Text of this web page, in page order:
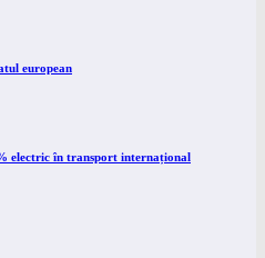
european
electric în transport internațional